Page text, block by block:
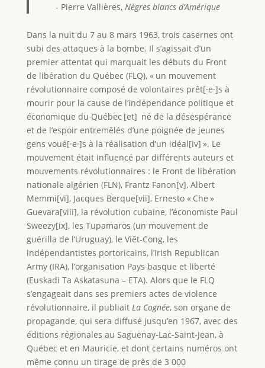
- Pierre Vallières, Nègres blancs d’Amérique
Dans la nuit du 7 au 8 mars 1963, trois casernes ont
subi des attaques à la bombe. Il s’agissait d’un
premier attentat qui marquait les débuts du Front
de libération du Québec (FLQ), « un mouvement
révolutionnaire composé de volontaires prêt[·e·]s à
mourir pour la cause de l’indépendance politique et
économique du Québec [et] né de la désespérance
et de l’espoir entremêlés d’une poignée de jeunes
gens voué[·e·]s à la réalisation d’un idéal[iv] ». Le
mouvement était influencé par différents auteurs et
mouvements révolutionnaires : le Front de libération
nationale algérien (FLN), Frantz Fanon[v], Albert
Memmi[vi], Jacques Berque[vii], Ernesto « Che »
Guevara[viii], la révolution cubaine, l’économiste Paul
Sweezy[ix], les Tupamaros (un mouvement de
guérilla de l’Uruguay), le Viêt-Cong, les
indépendantistes portoricains, l’Irish Republican
Army (IRA), l’organisation Pays basque et liberté
(Euskadi Ta Askatasuna – ETA). Alors que le FLQ
s’engageait dans ses premiers actes de violence
révolutionnaire, il publiaitLa Cognée, son organe de
propagande, qui sera diffusé jusqu’en 1967, avec des
éditions régionales au Saguenay‑Lac‑Saint‑Jean, à
Québec et en Mauricie, et dont certains numéros ont
même connu un tirage de près de 3 000